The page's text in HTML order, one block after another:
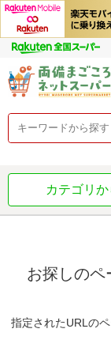
カテゴリ
お探しのペ
指定されたURLの